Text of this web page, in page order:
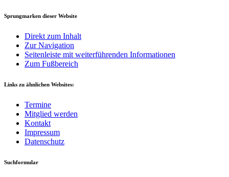
Sprungmarken dieser Website
Direkt zum Inhalt
Zur Navigation
Seitenleiste mit weiterführenden Informationen
Zum Fußbereich
Links zu ähnlichen Websites:
Termine
Mitglied werden
Kontakt
Impressum
Datenschutz
Suchformular